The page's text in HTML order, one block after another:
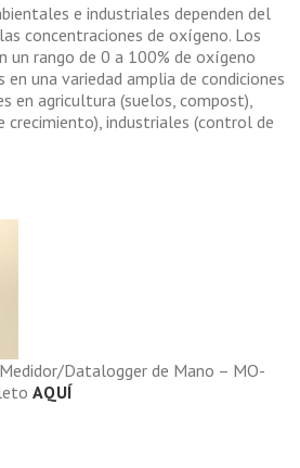
e industriales dependen del
concentraciones de oxígeno. Los
un rango de 0 a 100% de oxígeno
una variedad amplia de condiciones
en agricultura (suelos, compost),
crecimiento), industriales (control de
Datalogger de Mano – MO-
AQUÍ